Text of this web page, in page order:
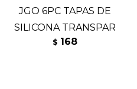
JGO 6PC TAPAS DE
SILICONA TRANSPAR
$ 168